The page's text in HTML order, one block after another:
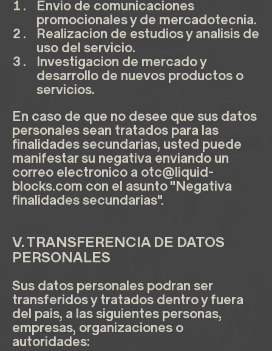
Envio de comunicaciones
promocionales y de mercadotecnia.
Realizacion de estudios y analisis de
uso del servicio.
Investigacion de mercado y
desarrollo de nuevos productos o
servicios.
En caso de que no desee que sus datos
personales sean tratados para las
finalidades secundarias, usted puede
manifestar su negativa enviando un
correo electronico a otc@liquid-
blocks.com con el asunto "Negativa
finalidades secundarias".
V. TRANSFERENCIA DE DATOS
PERSONALES
Sus datos personales podran ser
transferidos y tratados dentro y fuera
del pais, a las siguientes personas,
empresas, organizaciones o
autoridades: